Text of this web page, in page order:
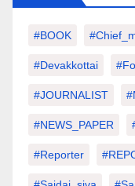
#BOOK
#devakkottai
#JOURNALIST
#NEWS_PAPER
#Reporter